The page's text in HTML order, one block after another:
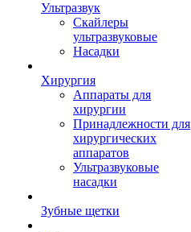
Ультразвук
Скайлеры
ультразвуковые
Насадки
Хирургия
Аппараты для
хирургии
Принадлежности для
хирургических
аппаратов
Ультразвуковые
насадки
Зубные щетки